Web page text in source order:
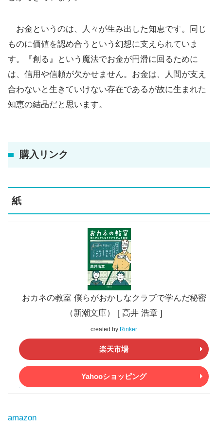
お金というのは、人々が生み出した知恵です。同じ
ものに価値を認め合うという幻想に支えられていま
す。『創る』という魔法でお金が円滑に回るために
は、信用や信頼が欠かせません。お金は、人間が支え
合わないと生きていけない存在であるが故に生まれた
知恵の結晶だと思います。
購入リンク
紙
おカネの教室 僕らがおかしなクラブで学んだ秘密
（新潮文庫） [ 高井 浩章 ]
created by Rinker
楽天市場
Yahooショッピング
amazon